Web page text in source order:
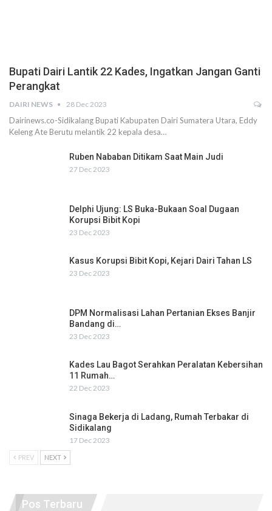
Bupati Dairi Lantik 22 Kades, Ingatkan Jangan Ganti
Perangkat
DAIRI NEWS 28 Dec 2023
Dairinews.co-Sidikalang Bupati Kabupaten Dairi Sumatera Utara, Eddy
Keleng Ate Berutu melantik 22 kepala desa…
Ruben Nababan Ditikam Saat Main Judi
27 Dec 2023
Delphi Ujung: LS Buka-Bukaan Soal Dugaan
Korupsi Bibit Kopi
23 Dec 2023
Kasus Korupsi Bibit Kopi, Kejari Dairi Tahan LS
23 Dec 2023
DPM Normalisasi Lahan Pertanian Ekses Banjir
Bandang di…
23 Dec 2023
Kades Lau Bagot Serahkan Peralatan Kebersihan
11 Rumah…
22 Dec 2023
Sinaga Bekerja di Ladang, Rumah Terbakar di
Sidikalang
17 Dec 2023
PREV NEXT
Pos Terbaru